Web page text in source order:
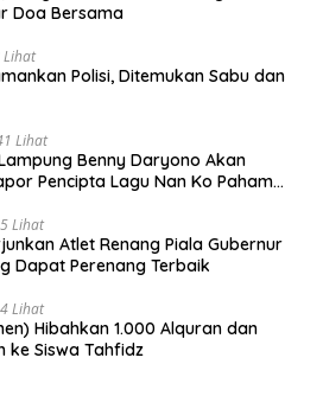
Doa Bersama
Lihat
Polisi, Ditemukan Sabu dan
Lihat
Benny Daryono Akan
Pencipta Lagu Nan Ko Paham
Lihat
Atlet Renang Piala Gubernur
Dapat Perenang Terbaik
Lihat
Hibahkan 1.000 Alquran dan
ke Siswa Tahfidz